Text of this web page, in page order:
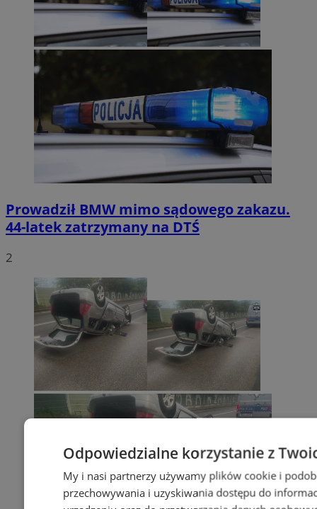
Prowadził BMW mimo sądowego zakazu.
44-latek zatrzymany na DTŚ
2
Odpowiedzialne korzystanie z
My i nasi partnerzy używamy plików cookie i
przechowywania i uzyskiwania dostępu do